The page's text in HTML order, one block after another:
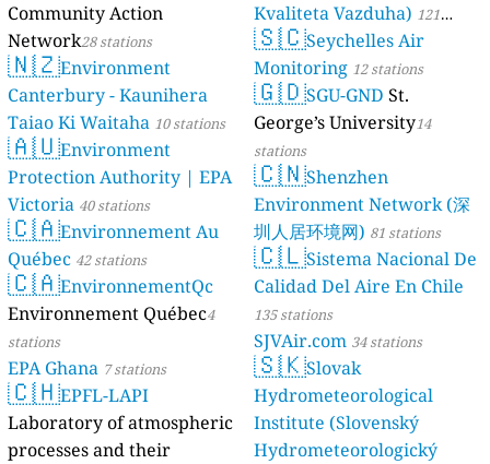
Community Action
Network28 stations
🇳🇿Environment
Canterbury - Kaunihera
Taiao Ki Waitaha 10 stations
🇦🇺Environment
Protection Authority | EPA
Victoria 40 stations
🇨🇦Environnement Au
Québec 42 stations
🇨🇦EnvironnementQc
Environnement Québec4
stations
EPA Ghana 7 stations
🇨🇭EPFL-LAPI
Laboratory of atmospheric
processes and their
Kvaliteta Vazduha) 121
stations
🇸🇨Seychelles Air
Monitoring 12 stations
🇬🇩SGU-GND St.
George’s University14
stations
🇨🇳Shenzhen
Environment Network (深
圳人居环境网) 81 stations
🇨🇱Sistema Nacional De
Calidad Del Aire En Chile
135 stations
SJVAir.com 34 stations
🇸🇰Slovak
Hydrometeorological
Institute (Slovenský
Hydrometeorologický